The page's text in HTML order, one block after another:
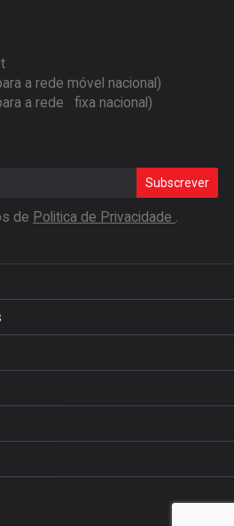
a rede móvel nacional)
a rede fixa nacional)
Subscrever
de Politica de Privacidade .